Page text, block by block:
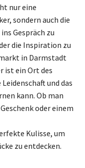
nur eine
sondern auch die
Gespräch zu
die Inspiration zu
in Darmstadt
ist ein Ort des
und das
kann. Ob man
oder einem
Kulisse, um
zu entdecken.